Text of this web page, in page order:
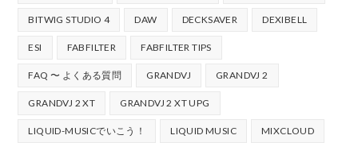
BITWIG STUDIO 4 DAW DECKSAVER DEXIBELL
ESI FABFILTER FABFILTER TIPS
FAQ 〜 よくある質問 GRANDVJ GRANDVJ 2
GRANDVJ 2 XT GRANDVJ 2 XT UPG
LIQUID-MUSICでいこう！ LIQUID MUSIC MIXCLOUD